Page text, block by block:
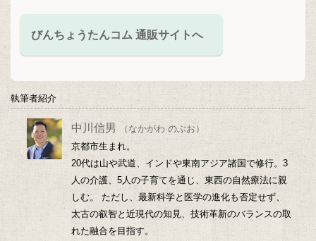
びんちょうたんコム 通販サイトへ
執筆者紹介
中川信男
（なかがわ のぶお）
京都市生まれ。
20代は山や武道、インドや東南アジア諸国で修行。3
人の介護、5人の子育てを通じ、東西の自然療法に親
しむ。 ただし、最新科学と医学の進化も否定せず、
太古の叡智と近現代の知見、技術革新のバランスの取
れた融合を目指す。